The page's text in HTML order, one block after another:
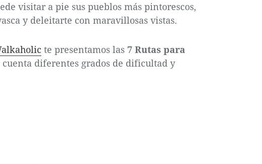
visitar a pie sus pueblos más pintorescos,
y deleitarte con maravillosas vistas.
te presentamos las 7 Rutas para
diferentes grados de dificultad y